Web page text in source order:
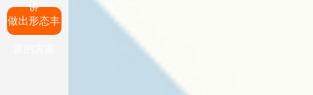
讲
做出形态丰